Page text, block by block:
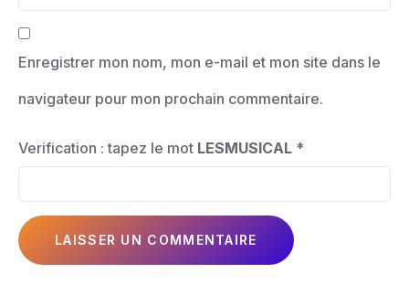
Enregistrer mon nom, mon e-mail et mon site dans le
navigateur pour mon prochain commentaire.
Verification : tapez le mot LESMUSICAL *